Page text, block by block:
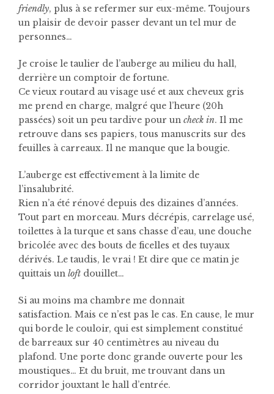
friendly, plus à se refermer sur eux-même. Toujours
un plaisir de devoir passer devant un tel mur de
personnes…
Je croise le taulier de l’auberge au milieu du hall,
derrière un comptoir de fortune.
Ce vieux routard au visage usé et aux cheveux gris
me prend en charge, malgré que l’heure (20h
passées) soit un peu tardive pour un check in. Il me
retrouve dans ses papiers, tous manuscrits sur des
feuilles à carreaux. Il ne manque que la bougie.
L’auberge est effectivement à la limite de
l’insalubrité.
Rien n’a été rénové depuis des dizaines d’années.
Tout part en morceau. Murs décrépis, carrelage usé,
toilettes à la turque et sans chasse d’eau, une douche
bricolée avec des bouts de ficelles et des tuyaux
dérivés. Le taudis, le vrai ! Et dire que ce matin je
quittais un loft douillet…
Si au moins ma chambre me donnait
satisfaction. Mais ce n’est pas le cas. En cause, le mur
qui borde le couloir, qui est simplement constitué
de barreaux sur 40 centimètres au niveau du
plafond. Une porte donc grande ouverte pour les
moustiques… Et du bruit, me trouvant dans un
corridor jouxtant le hall d’entrée.